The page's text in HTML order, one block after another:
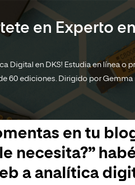
en Experto
Digital en DKS! Estudia en línea o
60 ediciones. Dirigido por Gemma
en tu
necesita?”
a analítica